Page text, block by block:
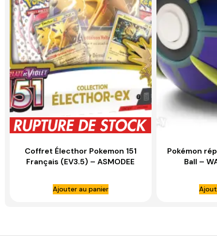
Coffret Électhor Pokemon 151
Français (EV3.5) – ASMODEE
Ajouter au panier
Pokémon
Ball –